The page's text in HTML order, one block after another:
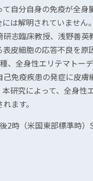
自分自身の免疫が全
は解明されていません
志臨床教授、浅野善
皮細胞の応答不良を
、全身性エリテマトー
免疫疾患の発症に皮
研究によって、全身性
ます。
2時（米国東部標準時